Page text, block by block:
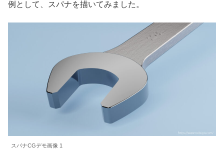
例として、スパナを描いてみました。
スパナCGデモ画像 1